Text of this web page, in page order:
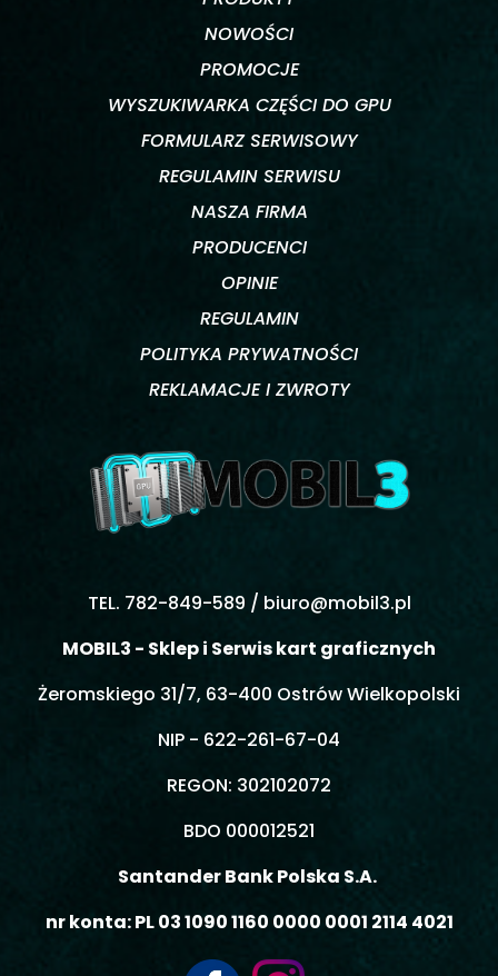
NOWOŚCI
PROMOCJE
WYSZUKIWARKA CZĘŚCI DO GPU
FORMULARZ SERWISOWY
REGULAMIN SERWISU
NASZA FIRMA
PRODUCENCI
OPINIE
REGULAMIN
POLITYKA PRYWATNOŚCI
REKLAMACJE I ZWROTY
TEL. 782-849-589 / biuro@mobil3.pl
MOBIL3 - Sklep i Serwis kart graficznych
Żeromskiego 31/7, 63-400 Ostrów Wielkopolski
NIP - 622-261-67-04
REGON: 302102072
BDO 000012521
Santander Bank Polska S.A.
nr konta: PL 03 1090 1160 0000 0001 2114 4021